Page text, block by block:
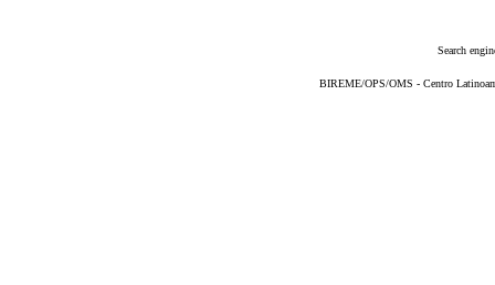
Search
BIREME/OPS/OMS - Centro